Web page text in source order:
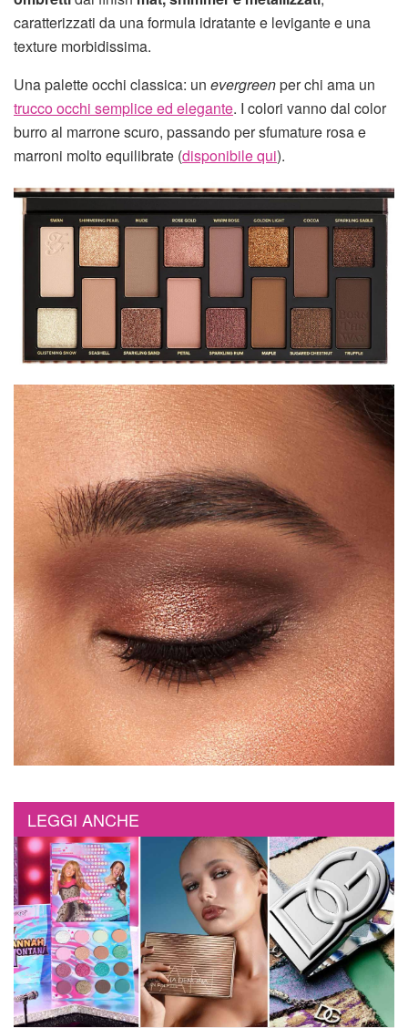
caratterizzati da una formula idratante e levigante e una
texture morbidissima.
Una palette occhi classica: un evergreenper chi ama un
trucco occhi semplice ed elegante. I colori vanno dal color
burro al marrone scuro, passando per sfumature rosa e
marroni molto equilibrate (disponibile qui).
LEGGI ANCHE